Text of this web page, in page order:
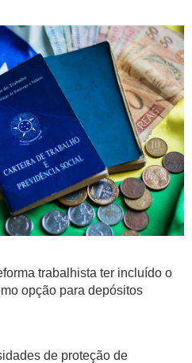
trabalhista ter incluído o
opção para depósitos
de proteção de